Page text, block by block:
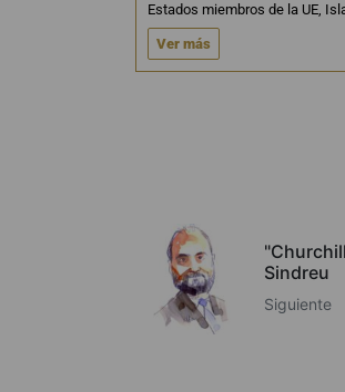
Estados miembros de la UE,
Ver más
Sindreu
Siguiente